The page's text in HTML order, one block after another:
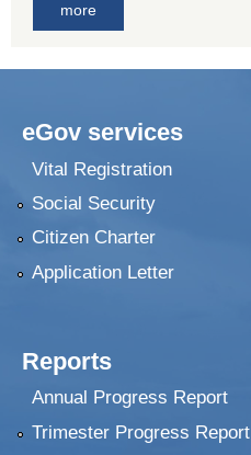
more
eGov services
Vital Registration
Social Security
Citizen Charter
Application Letter
Reports
Annual Progress Report
Trimester Progress Report